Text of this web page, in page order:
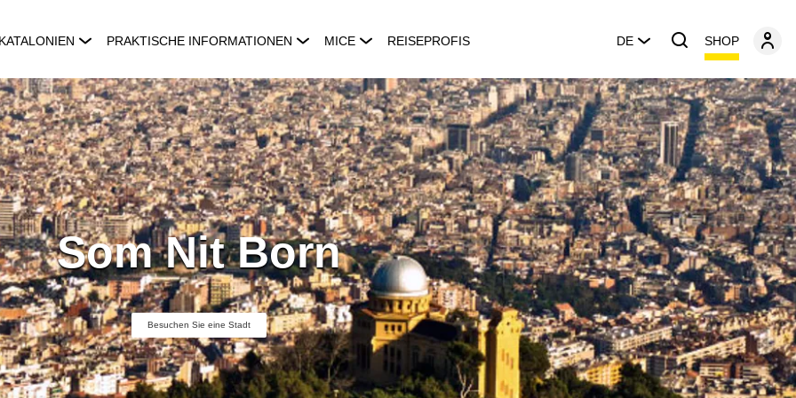
PRAKTISCHE INFORMATIONEN MICE REISEPROFIS DE SHOP
Som Nit Born
Besuchen Sie eine Stadt